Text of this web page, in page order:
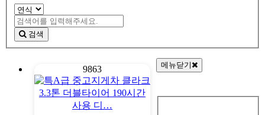
검색
9863 메뉴닫기
회